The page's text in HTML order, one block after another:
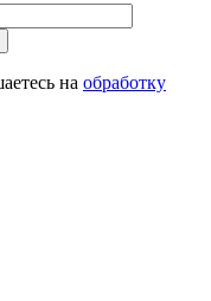
на обработку